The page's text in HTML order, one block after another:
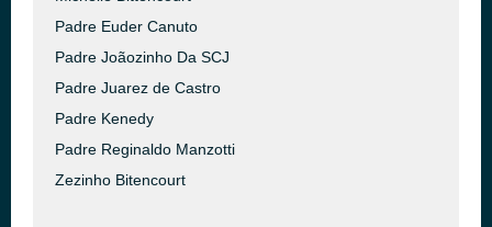
Padre Euder Canuto
Padre Joãozinho Da SCJ
Padre Juarez de Castro
Padre Kenedy
Padre Reginaldo Manzotti
Zezinho Bitencourt